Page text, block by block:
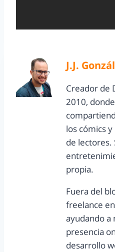
J.J.
Creador de
2010,
los cómics
de lectores.
propia.
Fuera del
freelance
ayudando a
presencia
desarrollo